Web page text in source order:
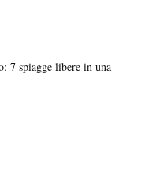
7 spiagge libere in una